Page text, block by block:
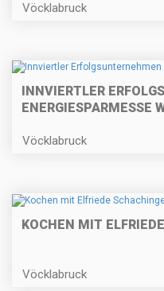
Vöcklabruck
INNVIERTLER
ENERGIESPARMESSE
Vöcklabruck
KOCHEN MIT
Vöcklabruck